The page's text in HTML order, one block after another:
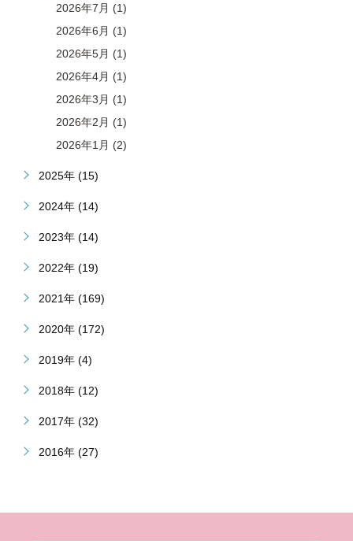
2026年7月 (1)
2026年6月 (1)
2026年5月 (1)
2026年4月 (1)
2026年3月 (1)
2026年2月 (1)
2026年1月 (2)
2025年 (15)
2024年 (14)
2023年 (14)
2022年 (19)
2021年 (169)
2020年 (172)
2019年 (4)
2018年 (12)
2017年 (32)
2016年 (27)